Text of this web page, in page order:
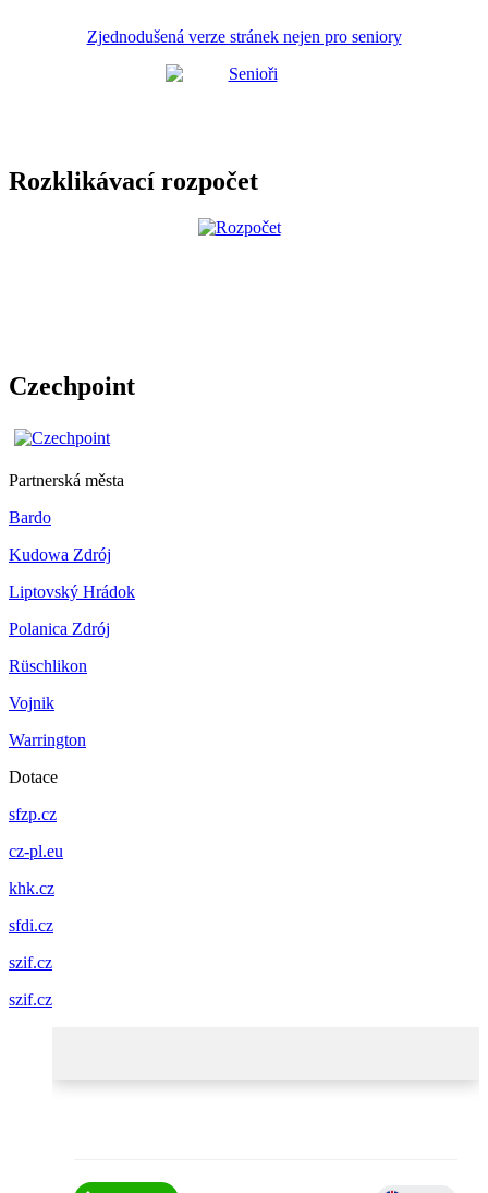
Zjednodušená verze stránek nejen pro seniory
Rozklikávací rozpočet
Czechpoint
Partnerská města
Bardo
Kudowa Zdrój
Liptovský Hrádok
Polanica Zdrój
Rüschlikon
Vojnik
Warrington
Dotace
sfzp.cz
cz-pl.eu
khk.cz
sfdi.cz
szif.cz
szif.cz